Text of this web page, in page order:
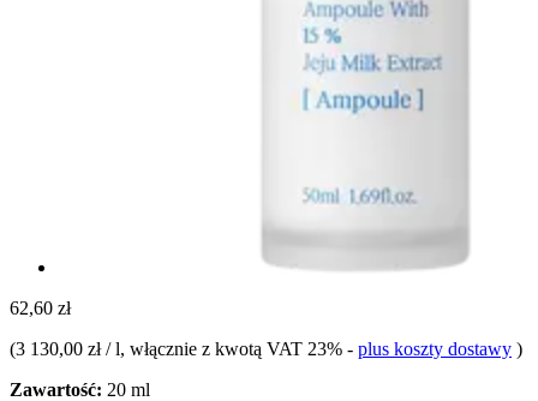
62,60 zł
(3 130,00 zł / l, włącznie z kwotą VAT 23% - plus koszty dostawy )
Zawartość: 20 ml